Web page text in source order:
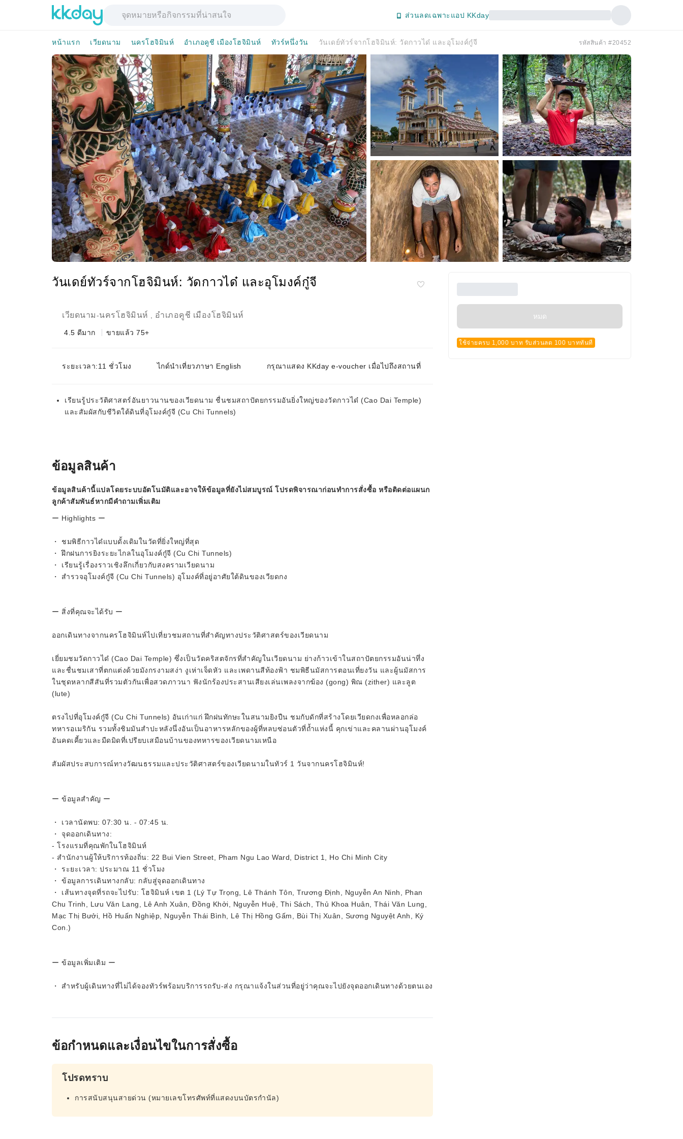
ส่วนลดเฉพาะแอป KKday
หน้าแรก เวียดนาม นครโฮจิมินห์ อำเภอคูชี เมืองโฮจิมินห์ ทัวร์หนึ่งวัน วันเดย์ทัวร์จากโฮจิมินห์: วัดกาวได๋ และอุโมงค์กู๋จี รหัสสินค้า #20452
7
วันเดย์ทัวร์จากโฮจิมินห์: วัดกาวได๋ และอุโมงค์กู๋จี
เวียดนาม-นครโฮจิมินห์ อำเภอคูชี เมืองโฮจิมินห์
4.5 ดีมาก ขายแล้ว 75+
ระยะเวลา:11 ชั่วโมง ไกด์นำเที่ยวภาษา English กรุณาแสดง KKday e-voucher เมื่อไปถึงสถานที่
เรียนรู้ประวัติศาสตร์อันยาวนานของเวียดนาม ชื่นชมสถาปัตยกรรมอันยิ่งใหญ่ของวัดกาวได๋ (Cao Dai Temple)
และสัมผัสกับชีวิตใต้ดินที่อุโมงค์กู๋จี (Cu Chi Tunnels)
หมด
ใช้จ่ายครบ 1,000 บาท รับส่วนลด 100 บาททันที
ข้อมูลสินค้า
ข้อมูลสินค้านี้แปลโดยระบบอัตโนมัติและอาจให้ข้อมูลที่ยังไม่สมบูรณ์ โปรดพิจารณาก่อนทำการสั่งซื้อ หรือติดต่อแผนก
ลูกค้าสัมพันธ์หากมีคำถามเพิ่มเติม
ー Highlights ー
・ ชมพิธีกาวได๋แบบดั้งเดิมในวัดที่ยิ่งใหญ่ที่สุด
・ ฝึกฝนการยิงระยะไกลในอุโมงค์กู๋จี (Cu Chi Tunnels)
・ เรียนรู้เรื่องราวเชิงลึกเกี่ยวกับสงครามเวียดนาม
・ สำรวจอุโมงค์กู๋จี (Cu Chi Tunnels) อุโมงค์ที่อยู่อาศัยใต้ดินของเวียดกง
ー สิ่งที่คุณจะได้รับ ー
ออกเดินทางจากนครโฮจิมินห์ไปเที่ยวชมสถานที่สำคัญทางประวัติศาสตร์ของเวียดนาม
เยี่ยมชมวัดกาวได๋ (Cao Dai Temple) ซึ่งเป็นวัดคริสตจักรที่สำคัญในเวียดนาม ย่างก้าวเข้าในสถาปัตยกรรมอันน่าทึ่ง
และชื่นชมเสาที่ตกแต่งด้วยมังกรงามสง่า งูเห่าเจ็ดหัว และเพดานสีท้องฟ้า ชมพิธีนมัสการตอนเที่ยงวัน และผู้นมัสการ
ในชุดหลากสีสันที่รวมตัวกันเพื่อสวดภาวนา ฟังนักร้องประสานเสียงเล่นเพลงจากฆ้อง (gong) พิณ (zither) และลูต
(lute)
ตรงไปที่อุโมงค์กู๋จี (Cu Chi Tunnels) อันเก่าแก่ ฝึกฝนทักษะในสนามยิงปืน ชมกับดักที่สร้างโดยเวียดกงเพื่อหลอกล่อ
ทหารอเมริกัน รวมทั้งชิมมันสำปะหลังนึ่งอันเป็นอาหารหลักของผู้ที่หลบซ่อนตัวที่ถ้ำแห่งนี้ คุกเข่าและคลานผ่านอุโมงค์
อันคดเคี้ยวและมืดมิดที่เปรียบเสมือนบ้านของทหารของเวียดนามเหนือ
สัมผัสประสบการณ์ทางวัฒนธรรมและประวัติศาสตร์ของเวียดนามในทัวร์ 1 วันจากนครโฮจิมินห์!
ー ข้อมูลสำคัญ ー
・ เวลานัดพบ: 07:30 น. - 07:45 น.
・ จุดออกเดินทาง:
- โรงแรมที่คุณพักในโฮจิมินห์
- สำนักงานผู้ให้บริการท้องถิ่น: 22 Bui Vien Street, Pham Ngu Lao Ward, District 1, Ho Chi Minh City
・ ระยะเวลา: ประมาณ 11 ชั่วโมง
・ ข้อมูลการเดินทางกลับ: กลับสู่จุดออกเดินทาง
・ เส้นทางจุดที่รถจะไปรับ: โฮจิมินห์ เขต 1 (Lý Tự Trọng, Lê Thánh Tôn, Trương Định, Nguyễn An Ninh, Phan
Chu Trinh, Lưu Văn Lang, Lê Anh Xuân, Đồng Khởi, Nguyễn Huệ, Thi Sách, Thủ Khoa Huân, Thái Văn Lung,
Mạc Thị Bưởi, Hồ Huấn Nghiệp, Nguyễn Thái Bình, Lê Thị Hồng Gấm, Bùi Thị Xuân, Sương Nguyệt Anh, Ký
Con.)
ー ข้อมูลเพิ่มเติม ー
・ สำหรับผู้เดินทางที่ไม่ได้จองทัวร์พร้อมบริการรถรับ-ส่ง กรุณาแจ้งในส่วนที่อยู่ว่าคุณจะไปยังจุดออกเดินทางด้วยตนเอง
ข้อกำหนดและเงื่อนไขในการสั่งซื้อ
โปรดทราบ
การสนับสนุนสายด่วน (หมายเลขโทรศัพท์ที่แสดงบนบัตรกำนัล)